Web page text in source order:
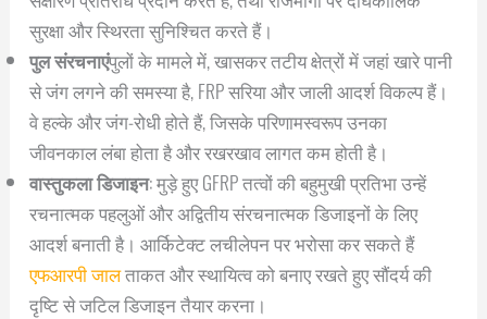
सुरक्षा और स्थिरता सुनिश्चित करते हैं।
पुल संरचनाएंपुलों के मामले में, खासकर तटीय क्षेत्रों में जहां खारे पानी
से जंग लगने की समस्या है, FRP सरिया और जाली आदर्श विकल्प हैं।
वे हल्के और जंग-रोधी होते हैं, जिसके परिणामस्वरूप उनका
जीवनकाल लंबा होता है और रखरखाव लागत कम होती है।
वास्तुकला डिजाइन: मुड़े हुए GFRP तत्वों की बहुमुखी प्रतिभा उन्हें
रचनात्मक पहलुओं और अद्वितीय संरचनात्मक डिजाइनों के लिए
आदर्श बनाती है। आर्किटेक्ट लचीलेपन पर भरोसा कर सकते हैं
एफआरपी जालताकत और स्थायित्व को बनाए रखते हुए सौंदर्य की
दृष्टि से जटिल डिजाइन तैयार करना।